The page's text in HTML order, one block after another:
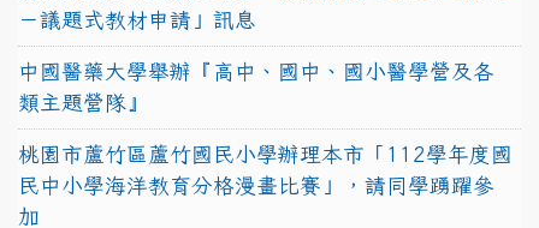
－議題式教材申請」訊息
中國醫藥大學舉辦『高中、國中、國小醫學營及各
類主題營隊』
桃園市蘆竹區蘆竹國民小學辦理本市「112學年度國
民中小學海洋教育分格漫畫比賽」，請同學踴躍參
加